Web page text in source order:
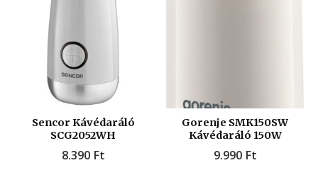
Sencor Kávédaráló
SCG2052WH
8.390 Ft
Gorenje SMK150SW
Kávédaráló 150W
9.990 Ft